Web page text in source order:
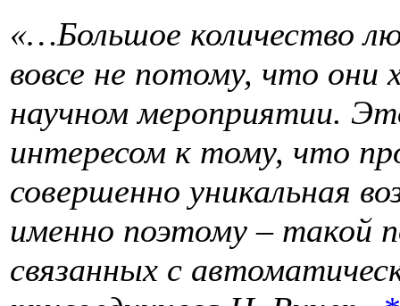
«…Большое количество
вовсе не потому, что они
научном мероприятии.
интересом к тому, что
совершенно уникальная
именно поэтому – такой
связанных с